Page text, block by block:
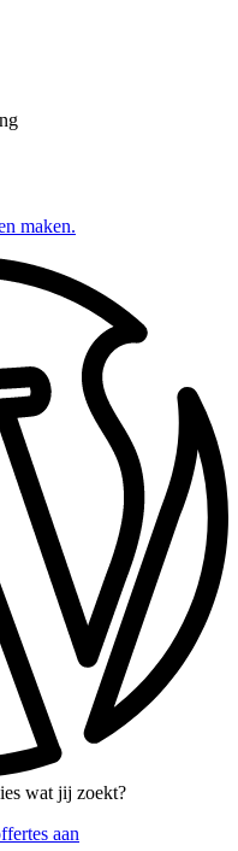
maken.
wat jij zoekt?
aan